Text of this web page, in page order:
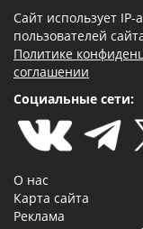
Сайт использует
пользователей
Политике
соглашении
Социальные сети:
О нас
Карта сайта
Реклама